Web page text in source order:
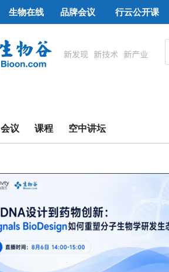
生物在线 品牌会议 行云公开课
会议 课程 空中讲坛